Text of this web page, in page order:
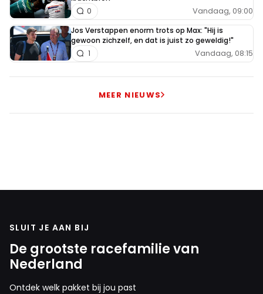
Vandaag, 09:00
0
Jos Verstappen enorm trots op Max: "Hij is
gewoon zichzelf, en dat is juist zo geweldig!"
Vandaag, 08:15
1
MEER NIEUWS
SLUIT JE AAN BIJ
De grootste racefamilie van
Nederland
Ontdek welk pakket bij jou past